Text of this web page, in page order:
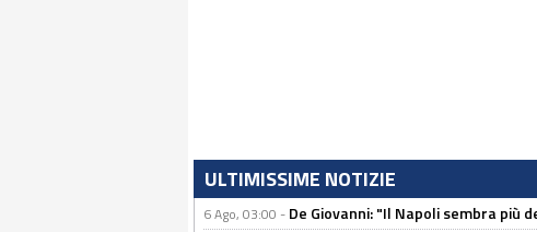
ULTIMISSIME NOTIZIE
6 Ago, 03:00 - De Giovanni: "Il Napoli sembra più